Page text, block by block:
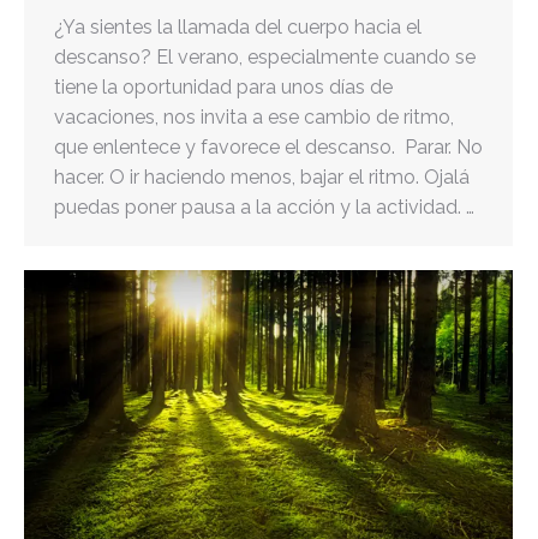
¿Ya sientes la llamada del cuerpo hacia el
descanso? El verano, especialmente cuando se
tiene la oportunidad para unos días de
vacaciones, nos invita a ese cambio de ritmo,
que enlentece y favorece el descanso. Parar. No
hacer. O ir haciendo menos, bajar el ritmo. Ojalá
puedas poner pausa a la acción y la actividad. …